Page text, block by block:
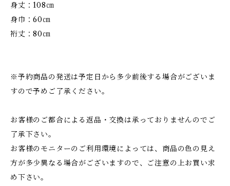
身丈：108㎝
身巾：60㎝
裄丈：80㎝
※予約商品の発送は予定日から多少前後する場合がございま
すので予めご了承ください。
お客様のご都合による返品・交換は承っておりませんのでご
了承下さい。
お客様のモニターのご利用環境によっては、商品の色の見え
方が多少異なる場合がございますので、ご注意の上お買い求
め下さい。